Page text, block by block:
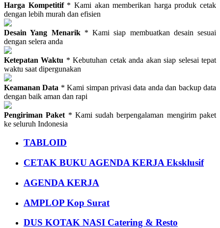
Harga Kompetitif* Kami akan memberikan harga produk cetak
dengan lebih murah dan efisien
Desain Yang Menarik* Kami siap membuatkan desain sesuai
dengan selera anda
Ketepatan Waktu * Kebutuhan cetak anda akan siap selesai tepat
waktu saat dipergunakan
Keamanan Data * Kami simpan privasi data anda dan backup data
dengan baik aman dan rapi
Pengiriman Paket * Kami sudah berpengalaman mengirim paket
ke seluruh Indonesia
TABLOID
CETAK BUKU AGENDA KERJA Eksklusif
AGENDA KERJA
AMPLOP Kop Surat
DUS KOTAK NASI Catering & Resto